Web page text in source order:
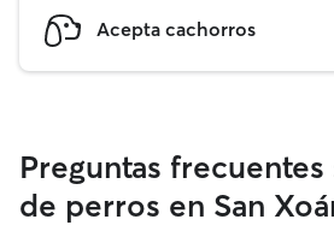
Acepta cachorros
Preguntas
de perros en San